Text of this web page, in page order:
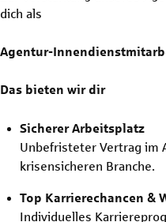
dich als
Agentur-
Das bieten wir dir
Sicherer Arbeitsplatz
Unbefristeter Vertrag im
krisensicheren Branche.
Top Karrierechancen &
Individuelles